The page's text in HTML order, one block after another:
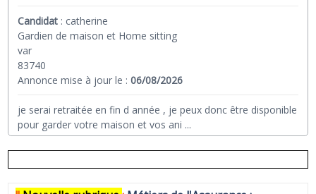
Candidat : catherine
Gardien de maison et Home sitting
var
83740
Annonce mise à jour le :06/08/2026
je serai retraitée en fin d année , je peux donc être disponible
pour garder votre maison et vos ani ...